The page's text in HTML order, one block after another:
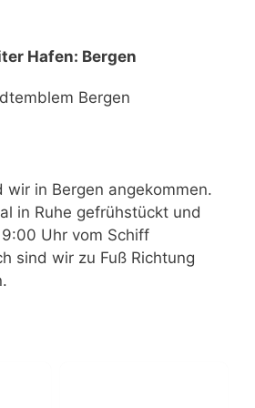
Hafen: Bergen
wir in Bergen angekommen.
in Ruhe gefrühstückt und
Uhr vom Schiff
sind wir zu Fuß Richtung